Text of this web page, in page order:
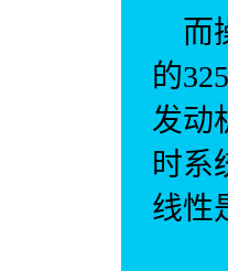
而
的
发动
时系
线性